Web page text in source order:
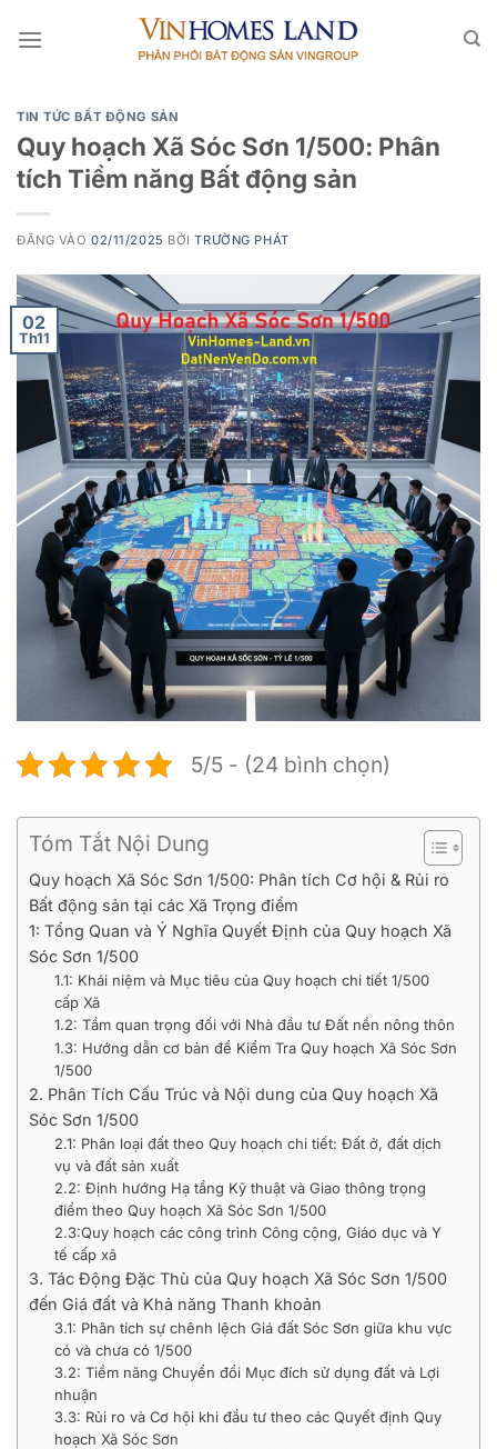
qua
TIN TỨC BẤT ĐỘNG SẢN
Quy hoạch Xã Sóc Sơn 1/500: Phân
tích Tiềm năng Bất động sản
ĐĂNG VÀO02/11/2025 BỞITRƯỜNG PHÁT
02
Th11
5/5 - (24 bình chọn)
Tóm Tắt Nội Dung
Quy hoạch Xã Sóc Sơn 1/500: Phân tích Cơ hội & Rủi ro
Bất động sản tại các Xã Trọng điểm
1: Tổng Quan và Ý Nghĩa Quyết Định của Quy hoạch Xã
Sóc Sơn 1/500
1.1: Khái niệm và Mục tiêu của Quy hoạch chi tiết 1/500
cấp Xã
1.2: Tầm quan trọng đối với Nhà đầu tư Đất nền nông thôn
1.3: Hướng dẫn cơ bản để Kiểm Tra Quy hoạch Xã Sóc Sơn
1/500
2. Phân Tích Cấu Trúc và Nội dung của Quy hoạch Xã
Sóc Sơn 1/500
2.1: Phân loại đất theo Quy hoạch chi tiết: Đất ở, đất dịch
vụ và đất sản xuất
2.2: Định hướng Hạ tầng Kỹ thuật và Giao thông trọng
điểm theo Quy hoạch Xã Sóc Sơn 1/500
2.3:Quy hoạch các công trình Công cộng, Giáo dục và Y
tế cấp xã
3. Tác Động Đặc Thù của Quy hoạch Xã Sóc Sơn 1/500
đến Giá đất và Khả năng Thanh khoản
3.1: Phân tích sự chênh lệch Giá đất Sóc Sơn giữa khu vực
có và chưa có 1/500
3.2: Tiềm năng Chuyển đổi Mục đích sử dụng đất và Lợi
nhuận
3.3: Rủi ro và Cơ hội khi đầu tư theo các Quyết định Quy
hoạch Xã Sóc Sơn